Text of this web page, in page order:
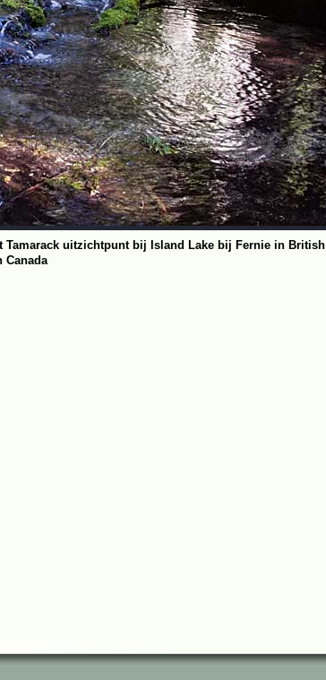
Tamarack uitzichtpunt bij Island Lake bij Fernie in British
Canada